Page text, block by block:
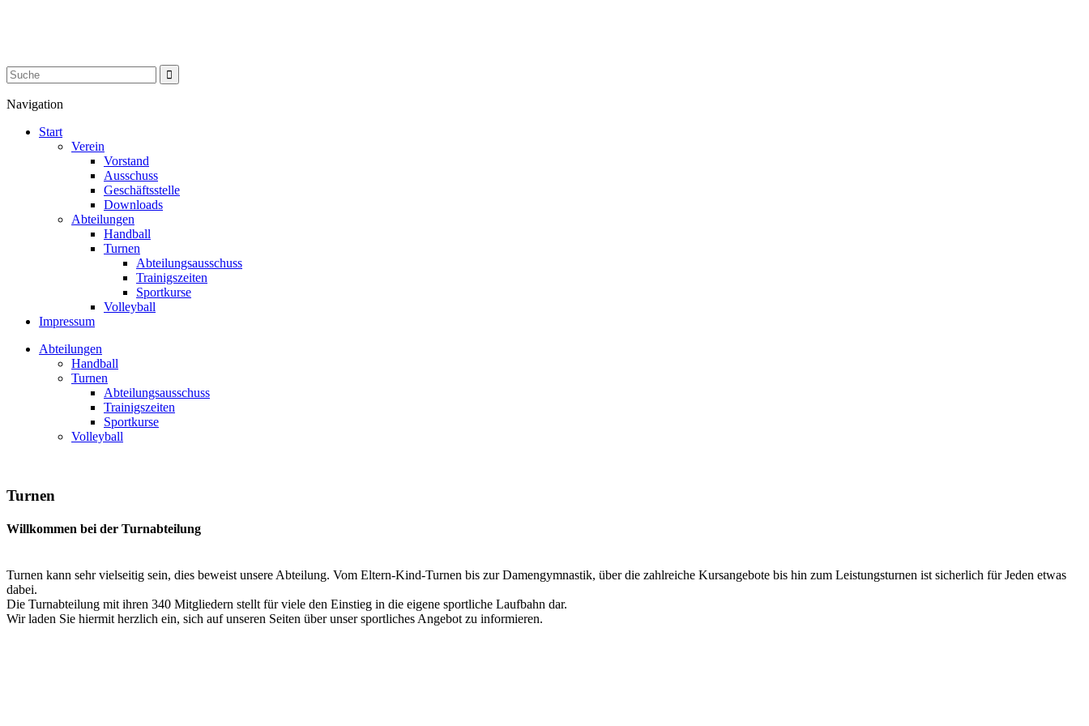
Navigation
Start
Verein
Vorstand
Ausschuss
Geschäftsstelle
Downloads
Abteilungen
Handball
Turnen
Abteilungsausschuss
Trainigszeiten
Sportkurse
Volleyball
Impressum
Abteilungen
Handball
Turnen
Abteilungsausschuss
Trainigszeiten
Sportkurse
Volleyball
Turnen
Willkommen bei der Turnabteilung
Turnen kann sehr vielseitig sein, dies beweist unsere Abteilung. Vom Eltern-Kind-Turnen bis zur Damengymnastik, über die zahlreiche Kursangebote bis hin zum Leistungsturnen ist sicherlich für Jeden etwas
dabei.
Die Turnabteilung mit ihren 340 Mitgliedern stellt für viele den Einstieg in die eigene sportliche Laufbahn dar.
Wir laden Sie hiermit herzlich ein, sich auf unseren Seiten über unser sportliches Angebot zu informieren.